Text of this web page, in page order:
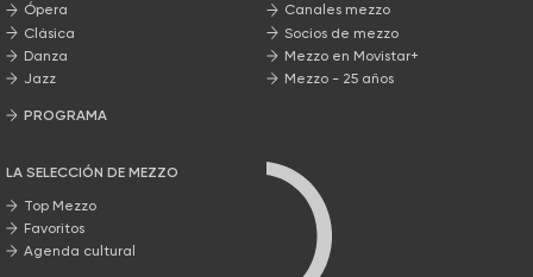
Ópera
Clásica
Danza
Jazz
PROGRAMA
LA SELECCIÓN DE MEZZO
Top Mezzo
Favoritos
Agenda cultural
Canales mezzo
Socios de mezzo
Mezzo en Movistar+
Mezzo - 25 años